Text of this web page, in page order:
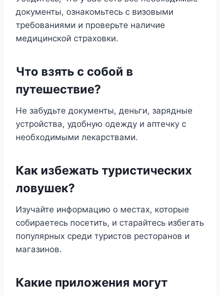
документы, ознакомьтесь с визовыми
требованиями и проверьте наличие
медицинской страховки.
Что взять с собой в
путешествие?
Не забудьте документы, деньги, зарядные
устройства, удобную одежду и аптечку с
необходимыми лекарствами.
Как избежать туристических
ловушек?
Изучайте информацию о местах, которые
собираетесь посетить, и старайтесь избегать
популярных среди туристов ресторанов и
магазинов.
Какие приложения могут